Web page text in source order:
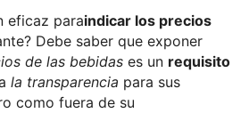
eficaz paraindicar los precios
Debe saber que exponer
de las bebidas es un requisito
la transparencia para sus
como fuera de su